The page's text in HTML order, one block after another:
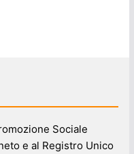
Sociale
e al Registro Unico